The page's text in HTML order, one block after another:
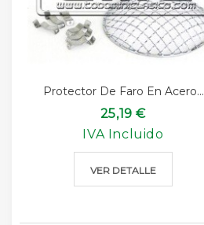
Protector De Faro En Acero...
25,19 €
IVA Incluido
VER DETALLE